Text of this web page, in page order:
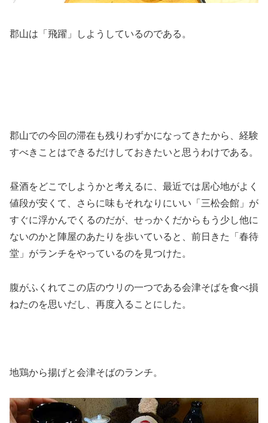
郡山は「飛躍」しようしているのである。
郡山での今回の滞在も残りわずかになってきたから、経験
すべきことはできるだけしておきたいと思うわけである。
昼酒をどこでしようかと考えるに、最近では居心地がよく
値段が安くて、さらに味もそれなりにいい「三松会館」が
すぐに浮かんでくるのだが、せっかくだからもう少し他に
ないのかと陣屋のあたりを歩いていると、前日きた「春待
堂」がランチをやっているのを見つけた。
腹がふくれてこの店のウリの一つである会津そばを食べ損
ねたのを思いだし、再度入ることにした。
地鶏から揚げと会津そばのランチ。